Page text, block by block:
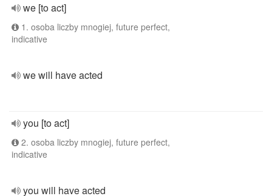
we [to act]
1. osoba liczby mnogiej, future perfect,
indicative
we will have acted
you [to act]
2. osoba liczby mnogiej, future perfect,
indicative
you will have acted